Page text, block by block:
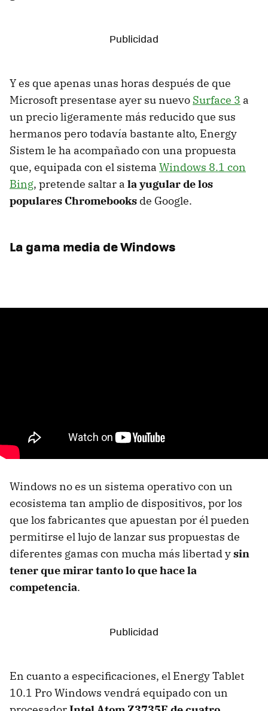
Y es que apenas unas horas después de que
Microsoft presentase ayer su nuevo Surface 3 a
un precio ligeramente más reducido que sus
hermanos pero todavía bastante alto, Energy
Sistem le ha acompañado con una propuesta
que, equipada con el sistema Windows 8.1 con
Bing, pretende saltar a la yugular de los
populares Chromebooks de Google.
La gama media de Windows
Windows no es un sistema operativo con un
ecosistema tan amplio de dispositivos, por los
que los fabricantes que apuestan por él pueden
permitirse el lujo de lanzar sus propuestas de
diferentes gamas con mucha más libertad ysin
tener que mirar tanto lo que hace la
competencia.
En cuanto a especificaciones, el Energy Tablet
10.1 Pro Windows vendrá equipado con un